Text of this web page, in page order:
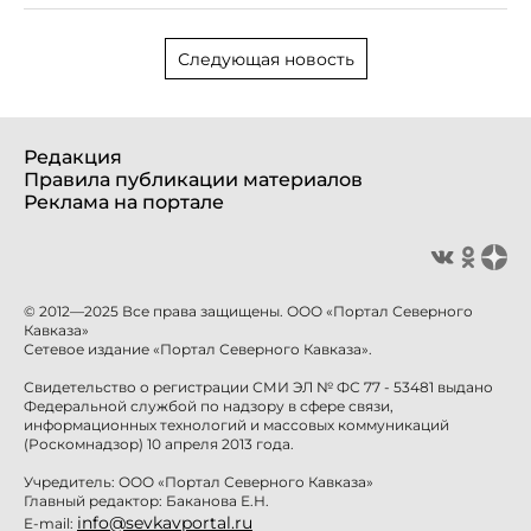
Следующая новость
Редакция
Правила публикации материалов
Реклама на портале
© 2012—2025 Все права защищены. ООО «Портал Северного
Кавказа»
Сетевое издание «Портал Северного Кавказа».
Свидетельство о регистрации СМИ ЭЛ № ФС 77 - 53481 выдано
Федеральной службой по надзору в сфере связи,
информационных технологий и массовых коммуникаций
(Роскомнадзор) 10 апреля 2013 года.
Учредитель: ООО «Портал Северного Кавказа»
Главный редактор: Баканова Е.Н.
E-mail: info@sevkavportal.ru